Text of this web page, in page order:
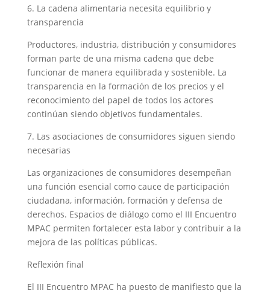
6. La cadena alimentaria necesita equilibrio y
transparencia
Productores, industria, distribución y consumidores
forman parte de una misma cadena que debe
funcionar de manera equilibrada y sostenible. La
transparencia en la formación de los precios y el
reconocimiento del papel de todos los actores
continúan siendo objetivos fundamentales.
7. Las asociaciones de consumidores siguen siendo
necesarias
Las organizaciones de consumidores desempeñan
una función esencial como cauce de participación
ciudadana, información, formación y defensa de
derechos. Espacios de diálogo como el III Encuentro
MPAC permiten fortalecer esta labor y contribuir a la
mejora de las políticas públicas.
Reflexión final
El III Encuentro MPAC ha puesto de manifiesto que la